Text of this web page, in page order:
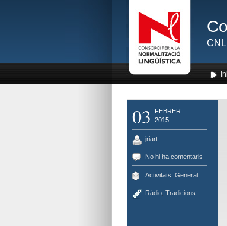
03
FEBRER
2015
jriart
No hi ha comentaris
Activitats General
Ràdio, Tradicions